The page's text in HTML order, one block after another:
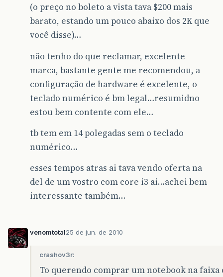
(o preço no boleto a vista tava $200 mais
barato, estando um pouco abaixo dos 2K que
você disse)…
não tenho do que reclamar, excelente
marca, bastante gente me recomendou, a
configuração de hardware é excelente, o
teclado numérico é bm legal…resumidno
estou bem contente com ele…
tb tem em 14 polegadas sem o teclado
numérico…
esses tempos atras ai tava vendo oferta na
del de um vostro com core i3 ai…achei bem
interessante também…
venomtotal25 de jun. de 2010
crashov3r:
To querendo comprar um notebook na faixa